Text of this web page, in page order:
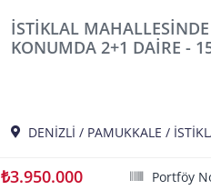
İSTİKLAL
KONUMDA 2+1 DAİRE -
DENİZLİ / PAMUKKALE /
₺3.950.000 Portföy